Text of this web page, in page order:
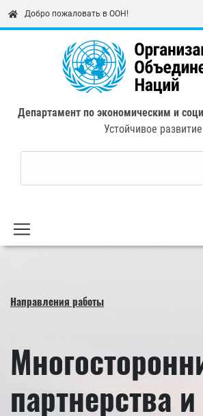
content
Добро пожаловать в ООН!
Департамент по экономическим и
Устойчивое развитие
Направления работы
партнерства и